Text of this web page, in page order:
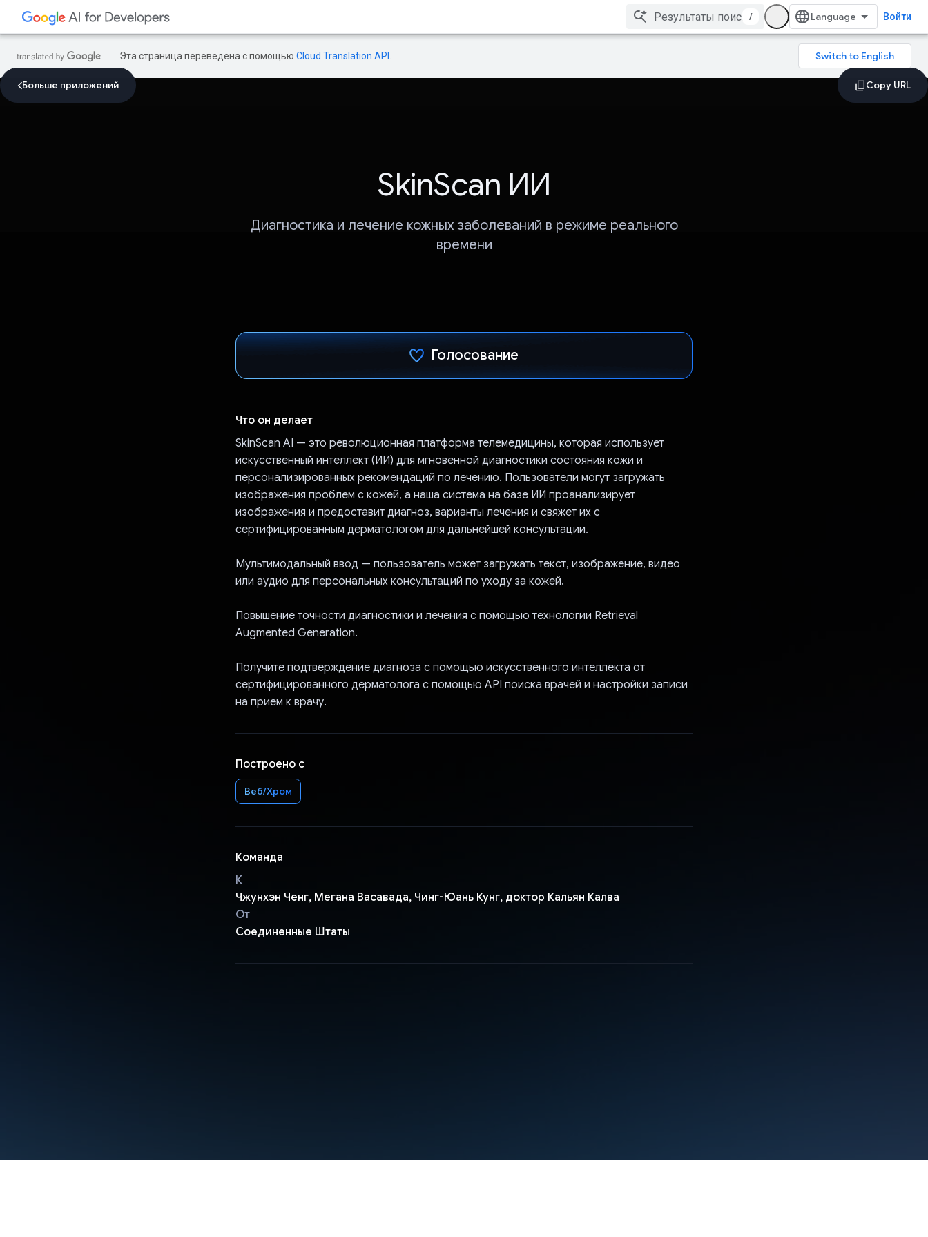
/ Войти
Эта страница переведена с помощью Cloud Translation API
Больше приложений
SkinScan ИИ
Диагностика и лечение кожных заболеваний в режиме реального
времени
Голосование
Что он делает
SkinScan AI — это революционная платформа телемедицины, которая использует
искусственный интеллект (ИИ) для мгновенной диагностики состояния кожи и
персонализированных рекомендаций по лечению. Пользователи могут загружать
изображения проблем с кожей, а наша система на базе ИИ проанализирует
изображения и предоставит диагноз, варианты лечения и свяжет их с
сертифицированным дерматологом для дальнейшей консультации.
Мультимодальный ввод — пользователь может загружать текст, изображение, видео
или аудио для персональных консультаций по уходу за кожей.
Повышение точности диагностики и лечения с помощью технологии Retrieval
Augmented Generation.
Получите подтверждение диагноза с помощью искусственного интеллекта от
сертифицированного дерматолога с помощью API поиска врачей и настройки записи
на прием к врачу.
Построено с
Веб/Хром
Команда
К
Чжунхэн Ченг, Мегана Васавада, Чинг-Юань Кунг, доктор Кальян Калва
От
Соединенные Штаты